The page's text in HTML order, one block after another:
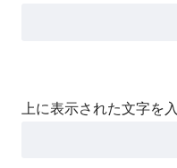
上に表示された文字を